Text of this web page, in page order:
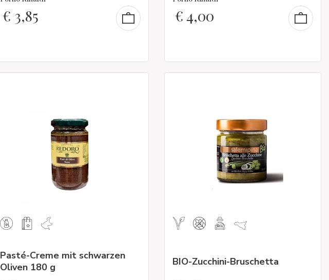
€ 3,85 €4,00
Pasté-Creme mit schwarzen
Oliven 180 g
BIO-Zucchini-Bruschetta